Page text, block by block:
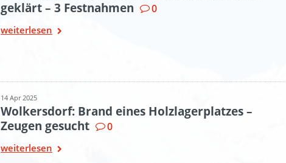
geklärt – 3 Festnahmen
0
weiterlesen
14 Apr 2025
Wolkersdorf: Brand eines Holzlagerplatzes –
Zeugen gesucht
0
weiterlesen